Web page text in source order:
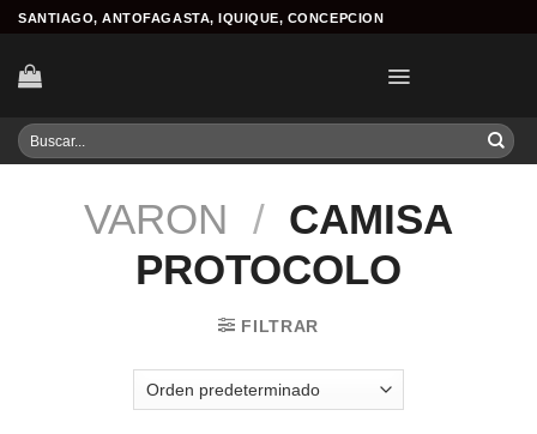
Skip
content
SANTIAGO, ANTOFAGASTA, IQUIQUE, CONCEPCION
Buscar
por:
VARON / CAMISA
PROTOCOLO
FILTRAR